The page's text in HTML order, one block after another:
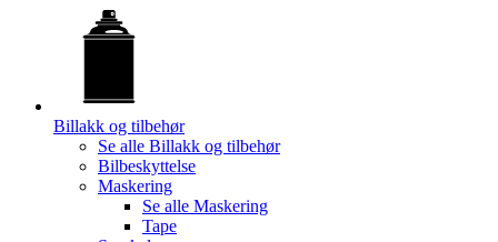
Billakk og tilbehør
Se alle Billakk og tilbehør
Bilbeskyttelse
Maskering
Se alle Maskering
Tape